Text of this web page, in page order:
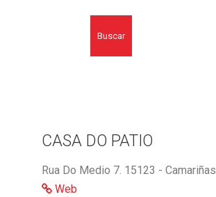
Buscar
CASA DO PATIO
Rua Do Medio 7. 15123 - Camariñas
Web